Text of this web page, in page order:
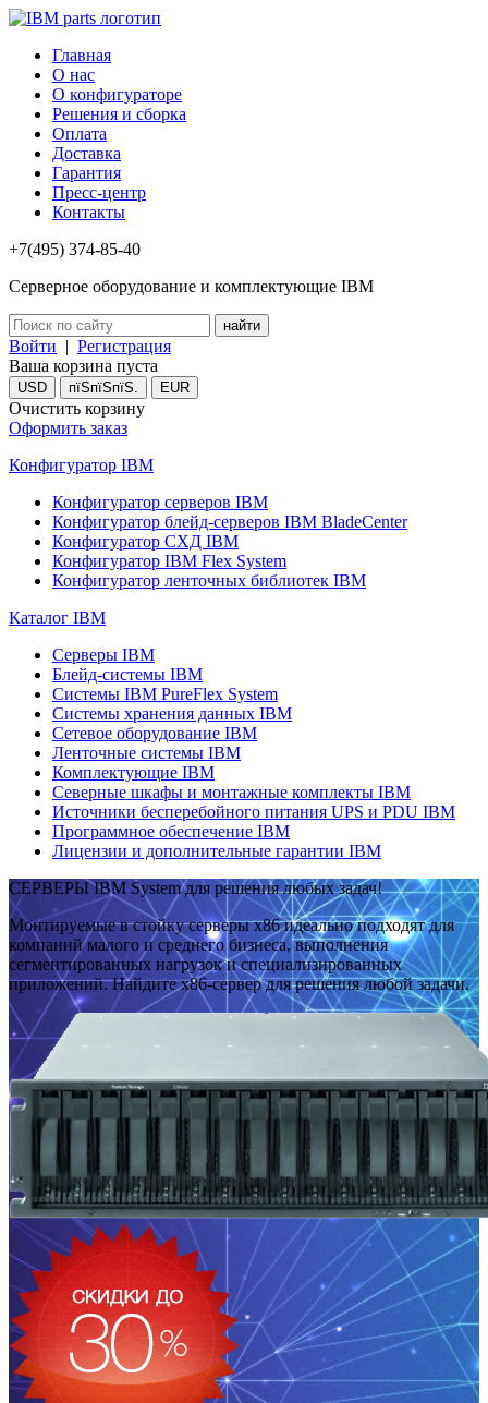
Главная
О нас
О конфигураторе
Решения и сборка
Оплата
Доставка
Гарантия
Пресс-центр
Контакты
+7(495) 374-85-40
Серверное оборудование и комплектующие IBM
Войти | Регистрация
Ваша корзина пуста
USD пїЅпїЅпїЅ. EUR
Очистить корзину
Оформить заказ
Конфигуратор IBM
Конфигуратор серверов IBM
Конфигуратор блейд-серверов IBM BladeCenter
Конфигуратор СХД IBM
Конфигуратор IBM Flex System
Конфигуратор ленточных библиотек IBM
Каталог IBM
Серверы IBM
Блейд-системы IBM
Системы IBM PureFlex System
Системы хранения данных IBM
Сетевое оборудование IBM
Ленточные системы IBM
Комплектующие IBM
Северные шкафы и монтажные комплекты IBM
Источники бесперебойного питания UPS и PDU IBM
Программное обеспечение IBM
Лицензии и дополнительные гарантии IBM
СЕРВЕРЫ IBM System для решения любых задач!
Монтируемые в стойку серверы x86 идеально подходят для
компаний малого и среднего бизнеса, выполнения
сегментированных нагрузок и специализированных
приложений. Найдите x86-сервер для решения любой задачи.